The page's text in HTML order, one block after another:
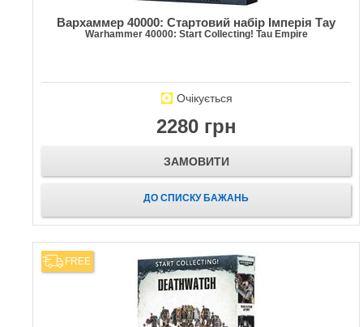
Вархаммер 40000: Стартовий набір Імперія Тау
Warhammer 40000: Start Collecting! Tau Empire
Очікується
2280 грн
ЗАМОВИТИ
ДО СПИСКУ БАЖАНЬ
FREE